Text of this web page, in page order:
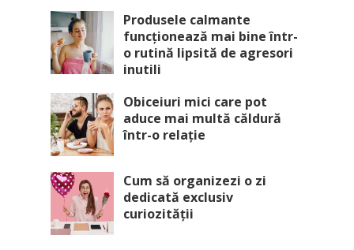
Produsele calmante
funcționează mai bine într-
o rutină lipsită de agresori
inutili
Obiceiuri mici care pot
aduce mai multă căldură
într-o relație
Cum să organizezi o zi
dedicată exclusiv
curiozității